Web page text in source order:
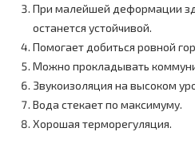
При малейшей деформации
останется устойчивой.
Помогает добиться ровной
Можно прокладывать
Звукоизоляция на высоком
Вода стекает по максимуму.
Хорошая терморегуляция.